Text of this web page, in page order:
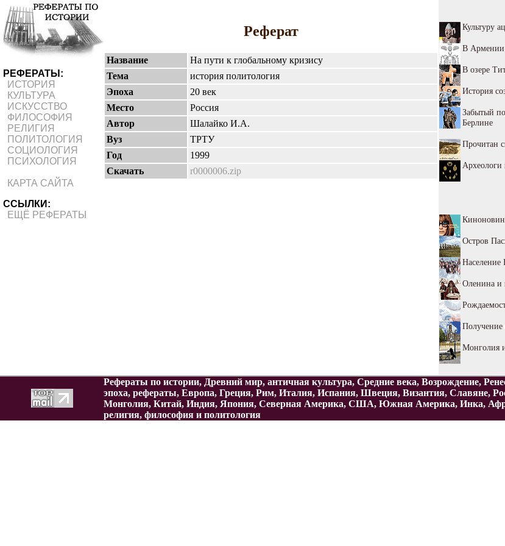
РЕФЕРАТЫ:
ИСТОРИЯ
КУЛЬТУРА
ИСКУССТВО
ФИЛОСОФИЯ
РЕЛИГИЯ
ПОЛИТОЛОГИЯ
СОЦИОЛОГИЯ
ПСИХОЛОГИЯ
КАРТА САЙТА
ССЫЛКИ:
ЕЩЁ РЕФЕРАТЫ
Реферат
Название
На пути к глобальному кризису
Тема
история политология
Эпоха
20 век
Место
Россия
Автор
Шалайко И.А.
Вуз
ТРТУ
Год
1999
Скачать
r0000006.zip
Культуру
В Армении
В озере
История
Забытый
Берлине
Прочитан
Археологи
Остров
Население
Оленина и
Монголия
Рефераты по истории, Древний мир, античная культура, Средние века, Возрождение,
эпоха, рефераты, Европа, Греция, Рим, Италия, Испания, Швеция, Византия, Славяне,
Монголия, Китай, Индия, Япония, Северная Америка, США, Южная Америка, Инка,
религия, философия и политология